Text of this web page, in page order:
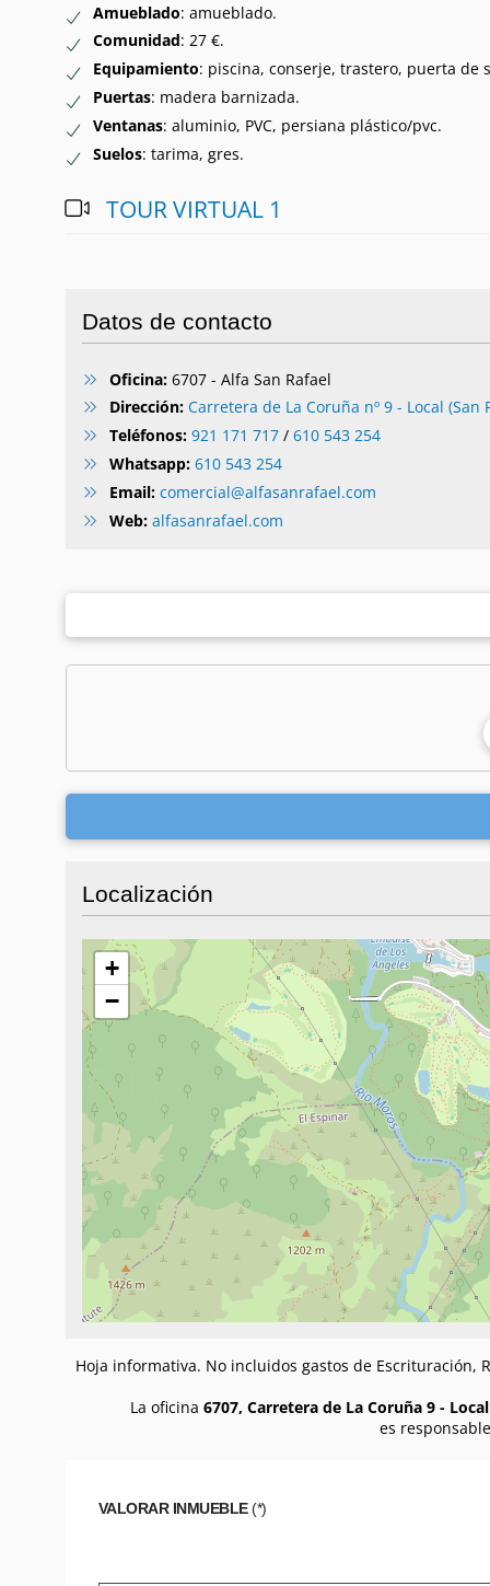
Amueblado: amueblado.
Comunidad: 27 €.
Equipamiento: piscina, conserje, trastero, puerta de
Puertas: madera barnizada.
Ventanas: aluminio, PVC, persiana plástico/pvc.
Suelos: tarima, gres.
TOUR VIRTUAL 1
Datos de contacto
Oficina:6707 - Alfa San Rafael
Dirección: Carretera de La Coruña nº 9 - Local (San
Teléfonos: 921 171 717/ 610 543 254
Whatsapp: 610 543 254
Email: comercial@alfasanrafael.com
Web: alfasanrafael.com
Localización
+
−
Hoja informativa. No incluidos gastos de Escrituración,
La oficina 6707, Carretera de La Coruña 9 -
es
VALORAR INMUEBLE(*)